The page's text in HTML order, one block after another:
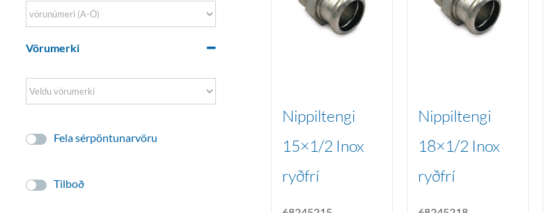
Nippiltengi
15×1/2 Inox
ryðfrí
Nippiltengi
18×1/2 Inox
ryðfrí
Sort Products
Vörumerki
Fela sérpöntunarvöru
Tilboð